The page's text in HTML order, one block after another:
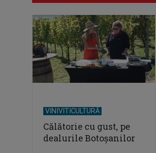
VINIVITICULTURĂ
Călătorie cu gust, pe
dealurile Botoșanilor